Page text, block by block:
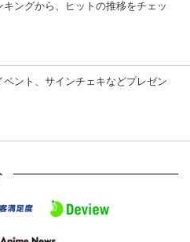
キングから、ヒットの推移をチェッ
ベント、サインチェキなどプレゼン